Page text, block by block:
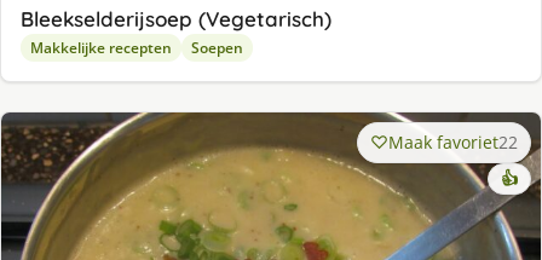
Bleekselderijsoep (Vegetarisch)
Makkelijke recepten Soepen
Maak favoriet22
👍